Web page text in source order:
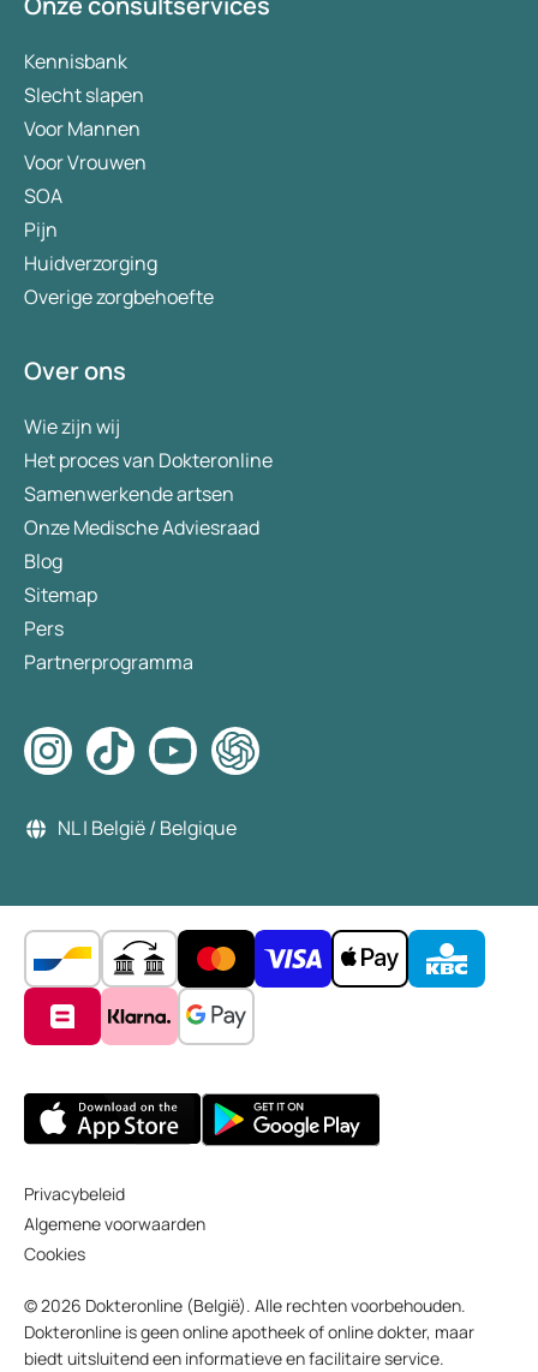
Kennisbank
Slecht slapen
Voor Mannen
Voor Vrouwen
SOA
Pijn
Huidverzorging
Overige zorgbehoefte
Over ons
Wie zijn wij
Het proces van Dokteronline
Samenwerkende artsen
Onze Medische Adviesraad
Blog
Sitemap
Pers
Partnerprogramma
NL | België / Belgique
Privacybeleid
Algemene voorwaarden
Cookies
© 2026 Dokteronline (België). Alle rechten voorbehouden.
Dokteronline is geen online apotheek of online dokter, maar
biedt uitsluitend een informatieve en facilitaire service.